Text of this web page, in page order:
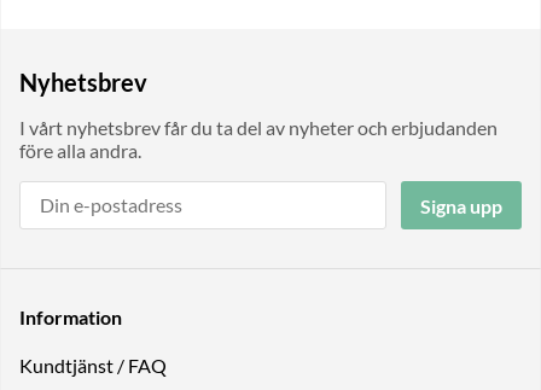
Nyhetsbrev
I vårt nyhetsbrev får du ta del av nyheter och erbjudanden
före alla andra.
Signa upp
Information
Kundtjänst / FAQ